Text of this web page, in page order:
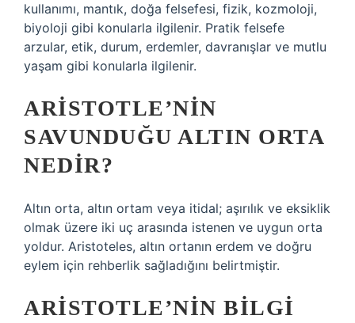
kullanımı, mantık, doğa felsefesi, fizik, kozmoloji,
biyoloji gibi konularla ilgilenir. Pratik felsefe
arzular, etik, durum, erdemler, davranışlar ve mutlu
yaşam gibi konularla ilgilenir.
ARISTOTLE’NIN
SAVUNDUĞU ALTIN ORTA
NEDIR?
Altın orta, altın ortam veya itidal; aşırılık ve eksiklik
olmak üzere iki uç arasında istenen ve uygun orta
yoldur. Aristoteles, altın ortanın erdem ve doğru
eylem için rehberlik sağladığını belirtmiştir.
ARISTOTLE’NIN BILGI